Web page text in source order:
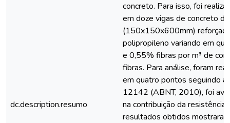
dc.description.resumo
concreto. Para isso, foi
em doze vigas de concreto
(150x150x600mm)
polipropileno variando em
e 0,55% fibras por m³ de
fibras. Para análise, foram
em quatro pontos seguindo
12142 (ABNT, 2010), foi
na contribuição da resistência
resultados obtidos